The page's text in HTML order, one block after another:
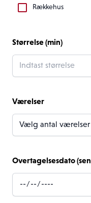
Rækkehus
Størrelse (min)
Værelser
Vælg antal værelser
Overtagelsesdato